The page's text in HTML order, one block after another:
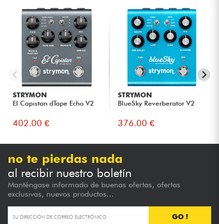
STRYMON
El Capistan dTape Echo V2
402.00 €
STRYMON
BlueSky Reverberator V2
376.00 €
no te pierdas nada
al recibir nuestro boletín
Manténgase informado de buenas ofertas, ofertas
exclusivas, nuevos productos...
GO !